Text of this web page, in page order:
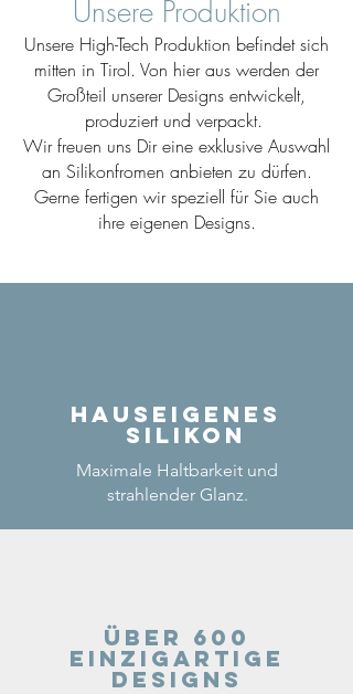
Unsere Produktion
Unsere High-Tech Produktion befindet sich
mitten in Tirol. Von hier aus werden der
Großteil unserer Designs entwickelt,
produziert und verpackt.
Wir freuen uns Dir eine exklusive Auswahl
an Silikonfromen anbieten zu dürfen.
Gerne fertigen wir speziell für Sie auch
ihre eigenen Designs.
Hauseigenes
Silikon
Maximale Haltbarkeit und
strahlender Glanz.
Über 600
einzigartige
Designs